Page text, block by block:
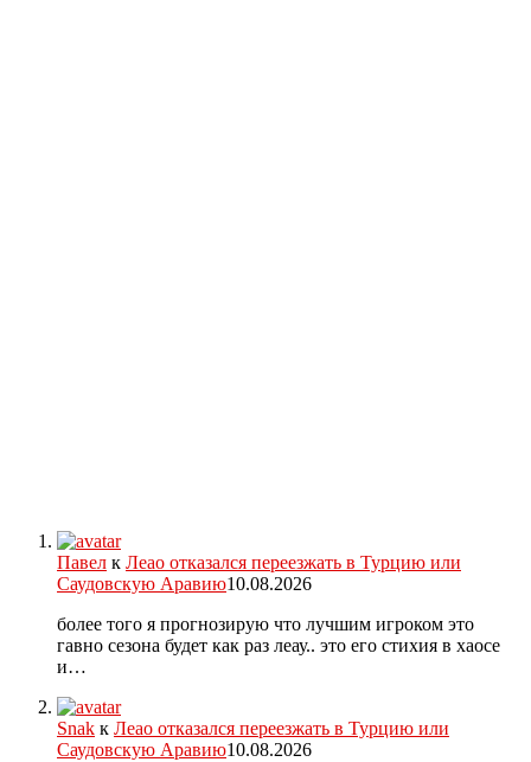
Павел к Леао отказался переезжать в Турцию или
Саудовскую Аравию10.08.2026
более того я прогнозирую что лучшим игроком это
гавно сезона будет как раз леау.. это его стихия в хаосе
и…
Snak к Леао отказался переезжать в Турцию или
Саудовскую Аравию10.08.2026